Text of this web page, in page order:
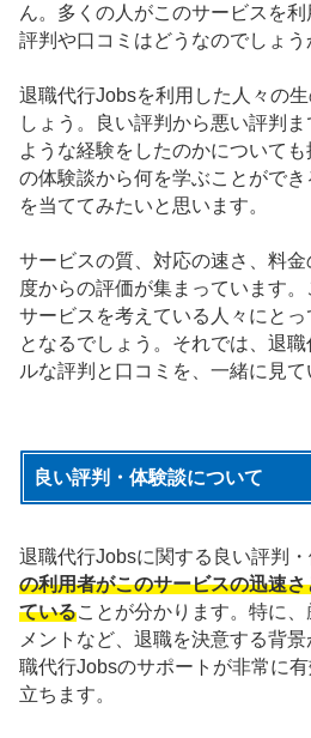
ん。多くの人がこのサービスを
評判や口コミはどうなのでしょう
退職代行Jobsを利用した人々の
しょう。良い評判から悪い評判
ような経験をしたのかについて
の体験談から何を学ぶことがで
を当ててみたいと思います。
サービスの質、対応の速さ、料
度からの評価が集まっています
サービスを考えている人々にと
となるでしょう。それでは、退
ルな評判と口コミを、一緒に見て
良い評判・体験談について
退職代行Jobsに関する良い評判・
の利用者がこのサービスの迅速
ていることが分かります。特に
メントなど、退職を決意する背
職代行Jobsのサポートが非常に
立ちます。